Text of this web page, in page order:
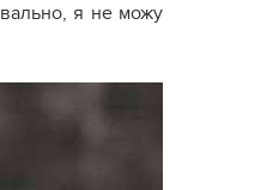
я не можу